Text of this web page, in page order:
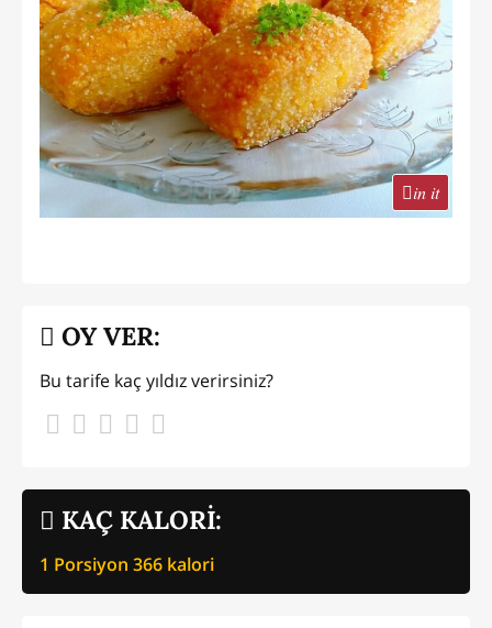
in it
KAÇ KALORİ:
1 Porsiyon 366 kalori
OY VER:
Bu tarife kaç yıldız verirsiniz?